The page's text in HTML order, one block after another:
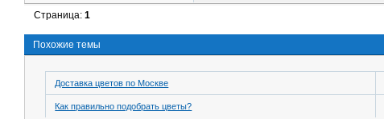
Страница:1
Похожие темы
Доставка цветов по Москве
Как правильно подобрать цветы?